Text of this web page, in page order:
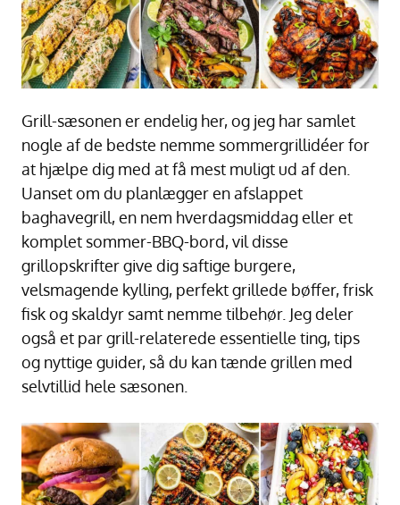
Grill-sæsonen er endelig her, og jeg har samlet
nogle af de bedste nemme sommergrillidéer for
at hjælpe dig med at få mest muligt ud af den.
Uanset om du planlægger en afslappet
baghavegrill, en nem hverdagsmiddag eller et
komplet sommer-BBQ-bord, vil disse
grillopskrifter give dig saftige burgere,
velsmagende kylling, perfekt grillede bøffer, frisk
fisk og skaldyr samt nemme tilbehør. Jeg deler
også et par grill-relaterede essentielle ting, tips
og nyttige guider, så du kan tænde grillen med
selvtillid hele sæsonen.